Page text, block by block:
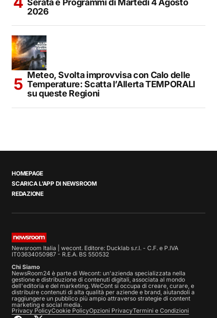
2026
Meteo, Svolta improvvisa con Calo delle
Temperature: Scatta l’Allerta TEMPORALI
su queste Regioni
HOMEPAGE
SCARICA L’APP DI NEWSROOM
REDAZIONE
Newsroom Italia | wecont. Editore: Ducklab s.r.l. - C.F. e P.IVA
IT03634050987 - R.E.A. BS 550532
Chi Siamo
NewsRoom24 è parte di Wecont: un'azienda specializzata nella
gestione e distribuzione di contenuti digitali, associata al mondo
dell'editoria e del marketing. WeCont si occupa di creare, curare, e
distribuire contenuti di alta qualità per aziende e brand, aiutandoli a
raggiungere un pubblico più ampio attraverso strategie di content
marketing e social media.
Privacy PolicyCookie PolicyOpzioni PrivacyTermini e Condizioni